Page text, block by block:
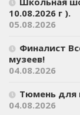
10.08.2026 г ).
05.08.2026
Финалист
музеев!
04.08.2026
Тюмень для
04.08.2026